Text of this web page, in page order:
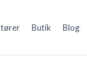
Butik Blog